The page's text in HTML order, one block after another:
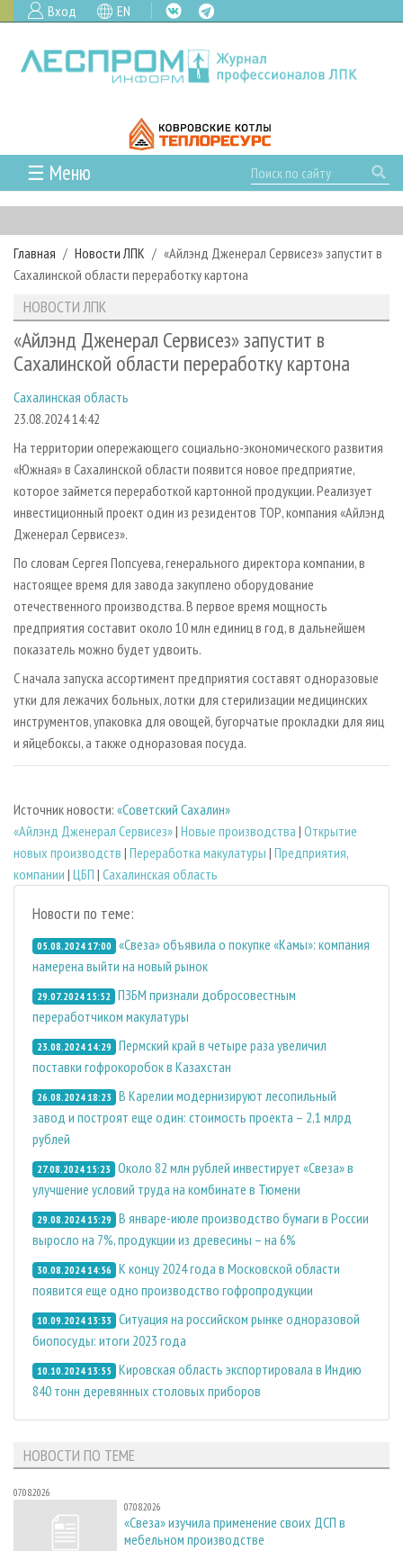
Вход EN
☰ Меню
ГЛАВНАЯ
РУБРИКИ И ТЕМЫ
РУБРИКИ ЖУРНАЛА
ЛЕСОЗАГОТОВКА
ЛЕСОПИЛЕНИЕ
СУШКА ДРЕВЕСИНЫ
ПРОИЗВОДСТВО ДРЕВЕСНЫХ ПЛИТ
ДЕРЕВЯННОЕ ДОМОСТРОЕНИЕ
ПРОИЗВОДСТВО МЕБЕЛИ
БИОЭНЕРГЕТИКА
ЦБП
ИНСТРУМЕНТ И МАТЕРИАЛЫ
НОВОСТИ
НОВОСТИ ЛПК
НОВОСТИ ЖУРНАЛА
ПРОЕКТЫ ЛПИ
АНАЛИТИКА
ПРЕДПРИЯТИЯ ЛПК
ПЕРСОНЫ
МОБИЛЬНЫЕ ВЫСТАВКИ
ОФИЦИАЛЬНЫЕ ДЕЛЕГАЦИИ
ПРИОРИТЕТНЫЕ ИНВЕСТПРОЕКТЫ
RUSSIAN FORESTRY REVIEW
ГАЗЕТА ЛЕСПРОМФОРУМ
БИБЛИОТЕКА СПЕЦИАЛИСТА
АРХИВ
АРХИВ ЖУРНАЛОВ
О ЖУРНАЛЕ
ПОДПИСКА
КОНТАКТЫ
РЕКЛАМОДАТЕЛЯМ
РЕКЛАМА
РЕКЛАМА НА САЙТЕ
Главная Новости ЛПК
«Айлэнд Дженерал Сервисез» запустит в
Сахалинской области переработку картона
НОВОСТИ ЛПК
«Айлэнд Дженерал Сервисез» запустит в
Сахалинской области переработку картона
Сахалинская область
23.08.2024 14:42
На территории опережающего социально-экономического развития
«Южная» в Сахалинской области появится новое предприятие,
которое займется переработкой картонной продукции. Реализует
инвестиционный проект один из резидентов ТОР, компания «Айлэнд
Дженерал Сервисез».
По словам Сергея Попсуева, генерального директора компании, в
настоящее время для завода закуплено оборудование
отечественного производства. В первое время мощность
предприятия составит около 10 млн единиц в год, в дальнейшем
показатель можно будет удвоить.
С начала запуска ассортимент предприятия составят одноразовые
утки для лежачих больных, лотки для стерилизации медицинских
инструментов, упаковка для овощей, бугорчатые прокладки для яиц
и яйцебоксы, а также одноразовая посуда.
Источник новости: «Советский Сахалин»
«Айлэнд Дженерал Сервисез»| Новые производства | Открытие
новых производств | Переработка макулатуры | Предприятия,
компании | ЦБП | Сахалинская область
Новости по теме:
05.08.2024 17:00 «Свеза» объявила о покупке «Камы»: компания
намерена выйти на новый рынок
29.07.2024 15:52 ПЗБМ признали добросовестным
переработчиком макулатуры
23.08.2024 14:29 Пермский край в четыре раза увеличил
поставки гофрокоробок в Казахстан
26.08.2024 18:23 В Карелии модернизируют лесопильный
завод и построят еще один: стоимость проекта – 2,1 млрд
рублей
27.08.2024 15:23 Около 82 млн рублей инвестирует «Свеза» в
улучшение условий труда на комбинате в Тюмени
29.08.2024 15:29 В январе-июле производство бумаги в России
выросло на 7%, продукции из древесины – на 6%
30.08.2024 14:56 К концу 2024 года в Московской области
появится еще одно производство гофропродукции
10.09.2024 13:33 Ситуация на российском рынке одноразовой
биопосуды: итоги 2023 года
10.10.2024 13:55 Кировская область экспортировала в Индию
840 тонн деревянных столовых приборов
НОВОСТИ ПО ТЕМЕ
07.08.2026
07.08.2026
«Свеза» изучила применение своих ДСП в
мебельном производстве